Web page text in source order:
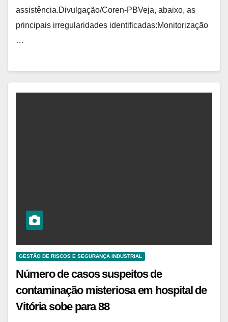
assistência.Divulgação/Coren-PBVeja, abaixo, as
principais irregularidades identificadas:Monitorização
…
GESTÃO DE RISCOS E SEGURANÇA INDUSTRIAL
Número de casos suspeitos de
contaminação misteriosa em hospital de
Vitória sobe para 88